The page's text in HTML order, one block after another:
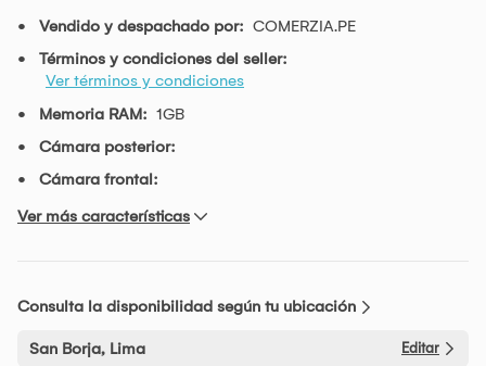
Vendido y despachado por: COMERZIA.PE
Términos y condiciones del seller:
Ver términos y condiciones
Memoria RAM: 1GB
Cámara posterior:
Cámara frontal:
Ver más características
Consulta la disponibilidad según tu ubicación
San Borja, Lima Editar